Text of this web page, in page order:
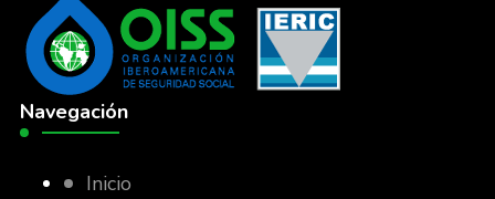
Navegación
Inicio